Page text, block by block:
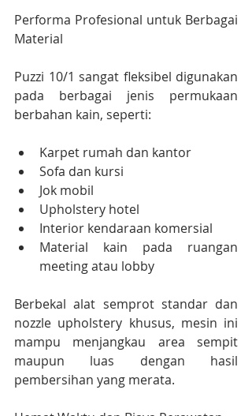
Performa Profesional untuk Berbagai
Material
Puzzi 10/1 sangat fleksibel digunakan
pada berbagai jenis permukaan
berbahan kain, seperti:
Karpet rumah dan kantor
Sofa dan kursi
Jok mobil
Upholstery hotel
Interior kendaraan komersial
Material kain pada ruangan
meeting atau lobby
Berbekal alat semprot standar dan
nozzle upholstery khusus, mesin ini
mampu menjangkau area sempit
maupun luas dengan hasil
pembersihan yang merata.